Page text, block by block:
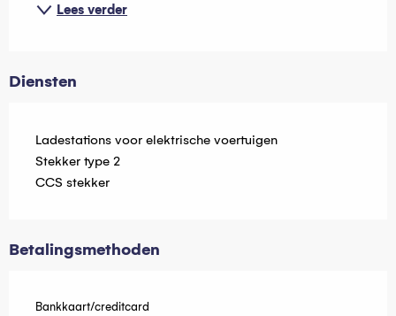
Lees verder
Diensten
Ladestations voor elektrische voertuigen
Stekker type 2
CCS stekker
Betalingsmethoden
Bankkaart/creditcard